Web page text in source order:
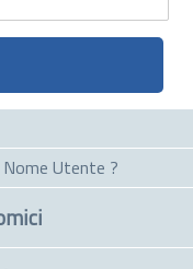
Utente ?